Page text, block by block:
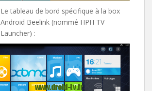
Le tableau de bord spécifique à la box
Android Beelink (nommé HPH TV
Launcher) :